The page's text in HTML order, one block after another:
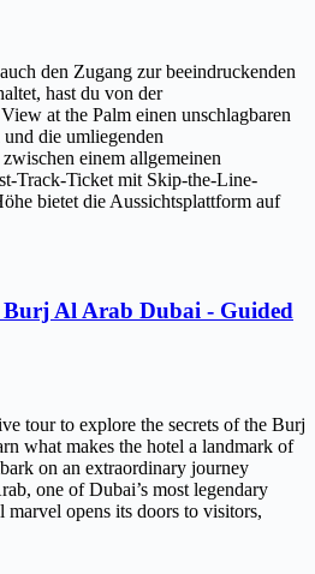
den Zugang zur beeindruckenden
hast du von der
at the Palm einen unschlagbaren
die umliegenden
einem allgemeinen
Track-Ticket mit Skip-the-Line-
bietet die Aussichtsplattform auf
Burj Al Arab Dubai - Guided
tour to explore the secrets of the Burj
what makes the hotel a landmark of
on an extraordinary journey
one of Dubai’s most legendary
opens its doors to visitors,